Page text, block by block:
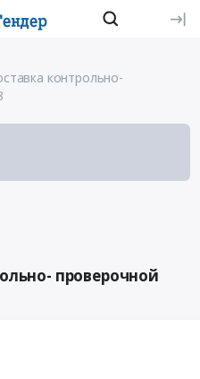
контрольно-
проверочной